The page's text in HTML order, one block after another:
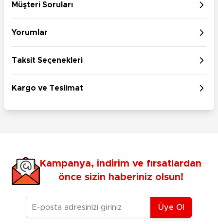
Müşteri Soruları
Yorumlar
Taksit Seçenekleri
Kargo ve Teslimat
Kampanya, indirim ve fırsatlardan
önce sizin haberiniz olsun!
E-posta Adresiniz
Üye Ol